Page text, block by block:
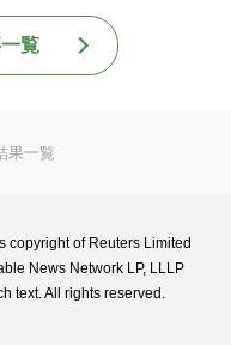
覧
果一覧
copyright of Reuters Limited
News Network LP, LLLP
text. All rights reserved.